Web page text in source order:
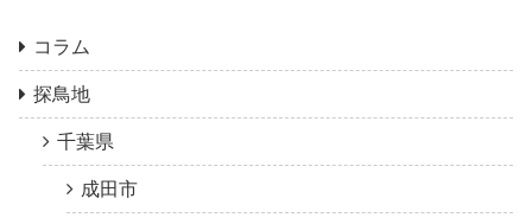
コラム
探鳥地
千葉県
成田市